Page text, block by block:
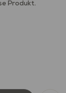
Produkt.